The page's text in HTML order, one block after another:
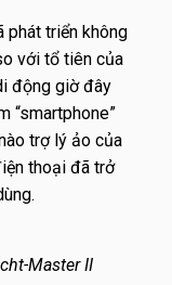
phát triển không
với tổ tiên của
động giờ đây
“smartphone”
trợ lý ảo của
thoại đã trở
Master II